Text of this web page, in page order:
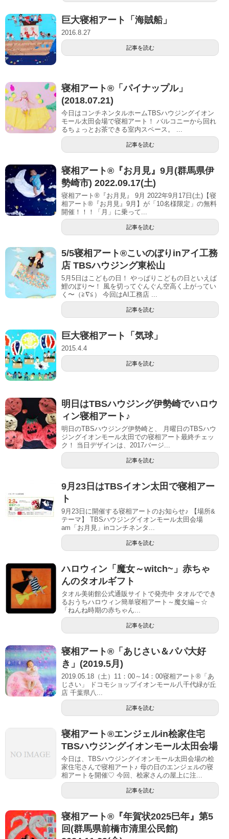
巨大寝相アート「海賊船」
2016.8.27
記事を読む
寝相アート®︎「パイナップル」
(2018.07.21)
今日はコンチネンタルホームTBSハウジングイオン
モール太田会場で寝相アート！ バルコニーから回れ
るちょっとお茶できる室内スペース。 ...
記事を読む
寝相アート®︎『お月見』9月(群馬県伊
勢崎市) 2022.09.17(土)
寝相アート®『お月見』 9月 2022年9月17日(土)【寝
相アート®︎『お月見』9月】が「10名様限定」の無料
開催！！！「月」に乗って...
記事を読む
5/5寝相アート®︎こいのぼりinアイ 工務
店 TBSハウジング東松山
5月5日はこどもの日！ やっぱりこどもの日といえば
鯉のぼり〜！ 風を切ってぐんぐん空高く上がってい
く〜（≧∇≦） 今回はAI工務店 ...
記事を読む
巨大寝相アート「気球」
2015.4.4
記事を読む
明日はTBSハウジング伊勢崎でハロウ
ィン寝相アート♪
明日のTBSハウジング伊勢崎と、 月曜日のTBSハウ
ジングイオンモール太田での寝相アート最終チェッ
ク！ 当日デザインは、2017バージ...
記事を読む
9月23日はTBSイオン太田で寝相アー
ト
9月23日に開催する寝相アートのお知らせ♪ 【場所&
テーマ】 TBSハウジングイオンモール太田会場
am「お月見」inコンチネンタ...
記事を読む
ハロウィン「魔女～witch~」赤ちゃ
んのタオルギフト
タオル美術館公式通販サイトで発売中 タオルででき
るおうちハロウィン簡単寝相アート～魔女編～☆
「ねんね時期の赤ちゃん...
記事を読む
寝相アート®「あじさい＆パパ大好
き」(2019.5月)
2019.05.18（土）11：00～14：00寝相アート®「あ
じさい」 ドコモショップイオンモール八千代緑が丘
店 千葉県八...
記事を読む
寝相アート®︎エンジェルin桧家住宅
TBSハウジングイオンモール太田会場
今日は、TBSハウジングイオンモール太田会場の桧
家住宅さんで寝相アート♪ 母の日のエンジェルの寝
相アートを開催♡ 今回、桧家さんの屋上に注...
記事を読む
寝相アート®︎『年賀状2025巳年』第5
回(群馬県前橋市清里公民館)